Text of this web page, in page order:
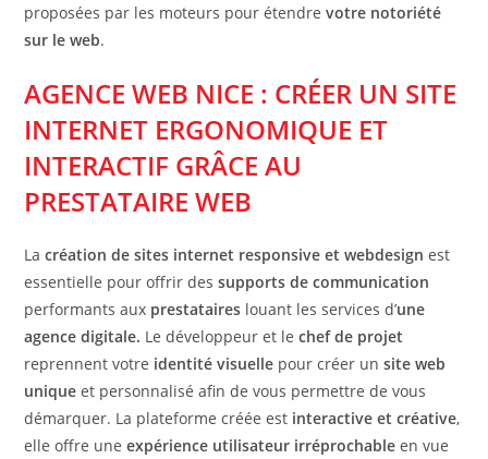
proposées par les moteurs pour étendrevotre notoriété
sur le web.
AGENCE WEB NICE : CRÉER UN SITE
INTERNET ERGONOMIQUE ET
INTERACTIF GRÂCE AU
PRESTATAIRE WEB
Lacréation de sites internet responsive et webdesign est
essentielle pour offrir dessupports de communication
performants aux prestataires louant les services d’une
agence digitale. Le développeur et lechef de projet
reprennent votre identité visuelle pour créer unsite web
unique et personnalisé afin de vous permettre de vous
démarquer. La plateforme créée est interactive et créative,
elle offre uneexpérience utilisateur irréprochable en vue